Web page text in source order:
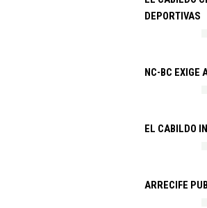
DEPORTIVAS
NC-BC EXIGE
EL CABILDO
ARRECIFE